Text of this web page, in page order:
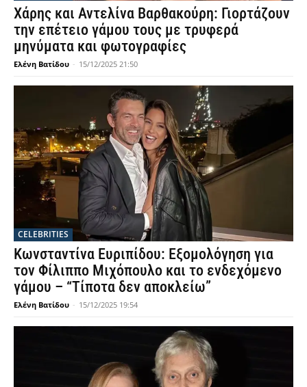
Χάρης και Αντελίνα Βαρθακούρη: Γιορτάζουν
την επέτειο γάμου τους με τρυφερά
μηνύματα και φωτογραφίες
Ελένη Βατίδου - 15/12/2025 21:50
CELEBRITIES
Κωνσταντίνα Ευριπίδου: Εξομολόγηση για
τον Φίλιππο Μιχόπουλο και το ενδεχόμενο
γάμου – “Τίποτα δεν αποκλείω”
Ελένη Βατίδου - 15/12/2025 19:54